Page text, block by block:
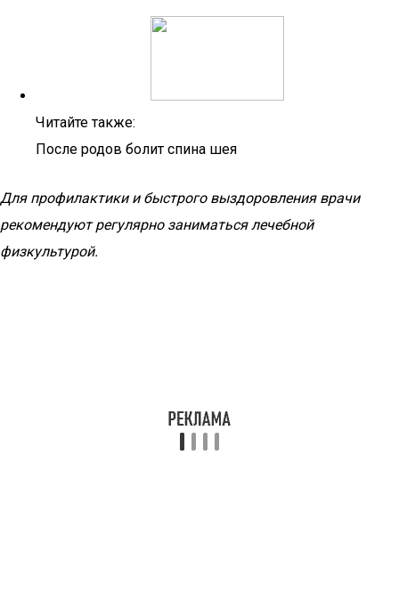
Читайте также:
После родов болит спина шея
Для профилактики и быстрого выздоровления врачи
рекомендуют регулярно заниматься лечебной
физкультурой.